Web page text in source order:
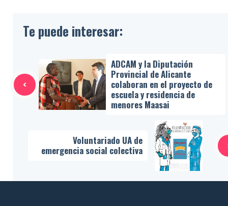
Te puede interesar:
ADCAM y la Diputación
Provincial de Alicante
colaboran en el proyecto de
escuela y residencia de
menores Maasai
Voluntariado UA de
emergencia social colectiva